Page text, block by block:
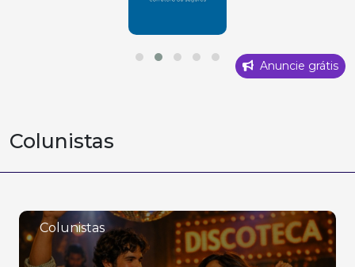
Anuncie grátis
Colunistas
Colunistas